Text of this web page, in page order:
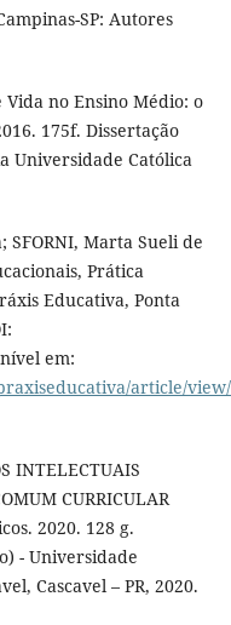
SP: Autores
Vida no Ensino Médio: o
175f. Dissertação
Universidade Católica
SFORNI, Marta Sueli de
Prática
Educativa, Ponta
em:
article/
INTELECTUAIS
CURRICULAR
2020. 128 g.
- Universidade
Cascavel – PR, 2020.